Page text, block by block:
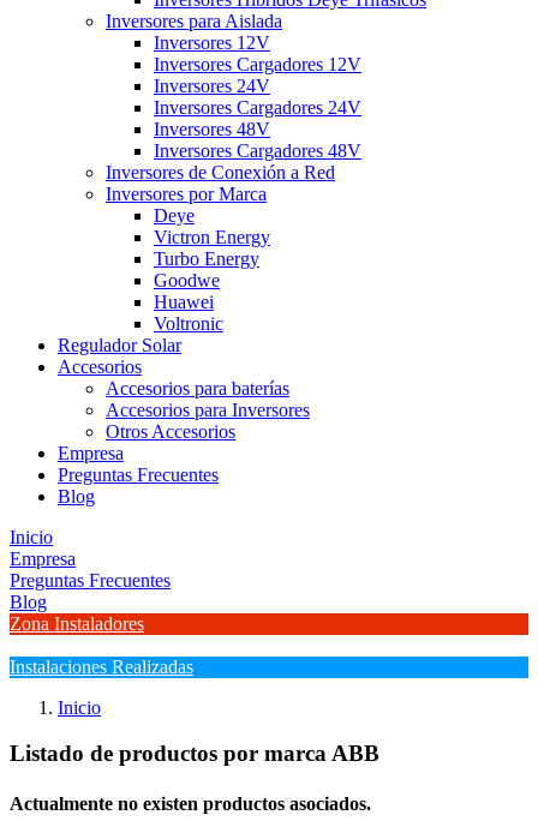
Inversores para Aislada
Inversores 12V
Inversores Cargadores 12V
Inversores 24V
Inversores Cargadores 24V
Inversores 48V
Inversores Cargadores 48V
Inversores de Conexión a Red
Inversores por Marca
Deye
Victron Energy
Turbo Energy
Goodwe
Huawei
Voltronic
Regulador Solar
Accesorios
Accesorios para baterías
Accesorios para Inversores
Otros Accesorios
Empresa
Preguntas Frecuentes
Blog
Inicio
Empresa
Preguntas Frecuentes
Blog
Zona Instaladores
Instalaciones Realizadas
Inicio
Listado de productos por marca ABB
Actualmente no existen productos asociados.